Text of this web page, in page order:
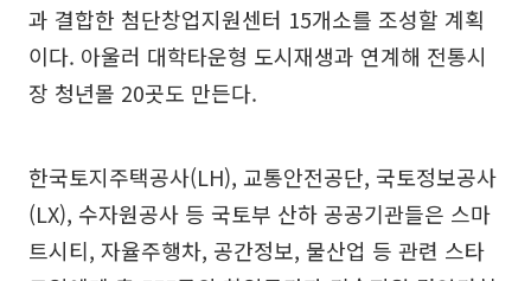
과 결합한 첨단창업지원센터 15개소를 조성할 계획
이다. 아울러 대학타운형 도시재생과 연계해 전통시
장 청년몰 20곳도 만든다.
한국토지주택공사(LH), 교통안전공단, 국토정보공사
(LX), 수자원공사 등 국토부 산하 공공기관들은 스마
트시티, 자율주행차, 공간정보, 물산업 등 관련 스타